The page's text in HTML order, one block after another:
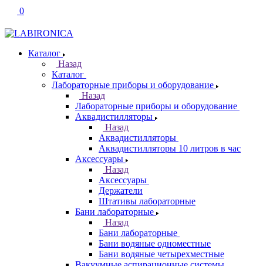
0
Каталог
Назад
Каталог
Лабораторные приборы и оборудование
Назад
Лабораторные приборы и оборудование
Аквадистилляторы
Назад
Аквадистилляторы
Аквадистилляторы 10 литров в час
Аксессуары
Назад
Аксессуары
Держатели
Штативы лабораторные
Бани лабораторные
Назад
Бани лабораторные
Бани водяные одноместные
Бани водяные четырехместные